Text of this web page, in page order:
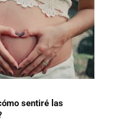
sentiré las